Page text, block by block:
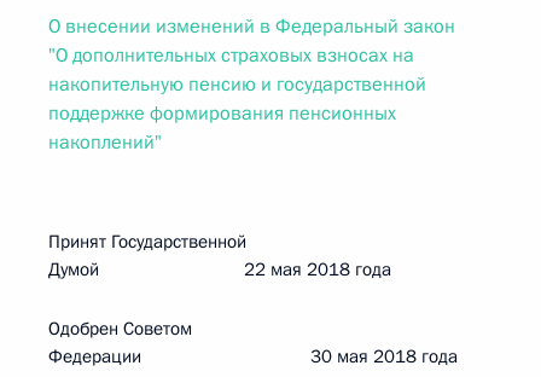
О внесении изменений в Федеральный закон
"О дополнительных страховых взносах на
накопительную пенсию и государственной
поддержке формирования пенсионных
накоплений"
Принят Государственной
Думой 22 мая 2018 года
Одобрен Советом
Федерации 30 мая 2018 года